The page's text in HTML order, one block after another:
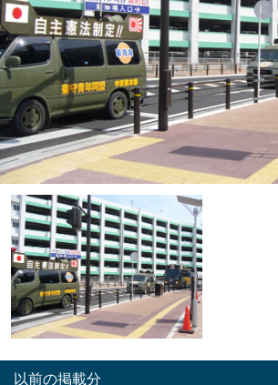
以前の掲載分